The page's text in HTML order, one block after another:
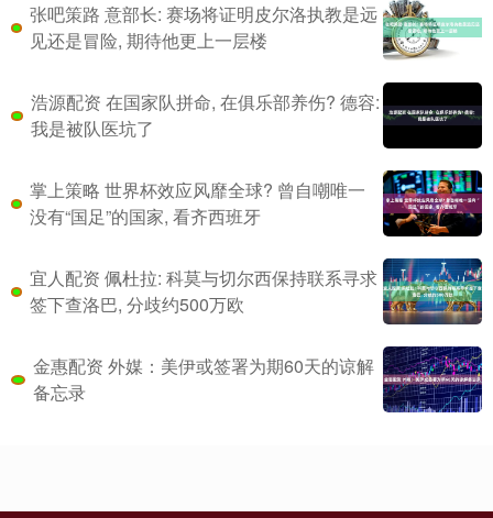
张吧策路 意部长: 赛场将证明皮尔洛执教是远
见还是冒险, 期待他更上一层楼
浩源配资 在国家队拼命, 在俱乐部养伤? 德容:
我是被队医坑了
掌上策略 世界杯效应风靡全球? 曾自嘲唯一
没有“国足”的国家, 看齐西班牙
宜人配资 佩杜拉: 科莫与切尔西保持联系寻求
签下查洛巴, 分歧约500万欧
金惠配资 外媒：美伊或签署为期60天的谅解
备忘录